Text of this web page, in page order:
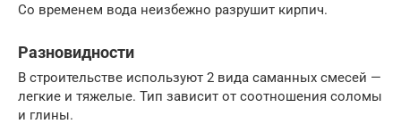
Со временем вода неизбежно разрушит кирпич.
Разновидности
В строительстве используют 2 вида саманных смесей —
легкие и тяжелые. Тип зависит от соотношения соломы
и глины.